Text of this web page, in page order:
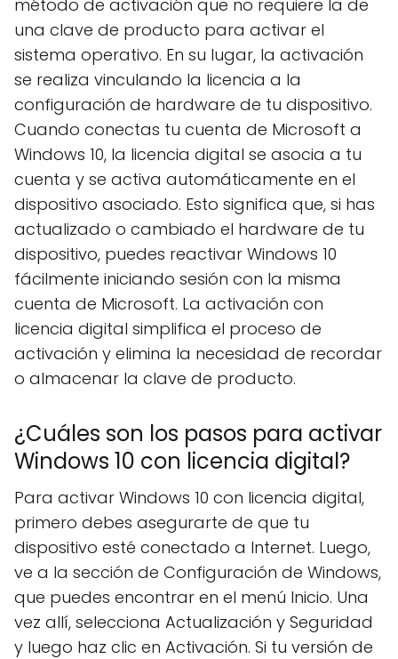
método de activación que no requiere la de
una clave de producto para activar el
sistema operativo. En su lugar, la activación
se realiza vinculando la licencia a la
configuración de hardware de tu dispositivo.
Cuando conectas tu cuenta de Microsoft a
Windows 10, la licencia digital se asocia a tu
cuenta y se activa automáticamente en el
dispositivo asociado. Esto significa que, si has
actualizado o cambiado el hardware de tu
dispositivo, puedes reactivar Windows 10
fácilmente iniciando sesión con la misma
cuenta de Microsoft. La activación con
licencia digital simplifica el proceso de
activación y elimina la necesidad de recordar
o almacenar la clave de producto.
¿Cuáles son los pasos para activar
Windows 10 con licencia digital?
Para activar Windows 10 con licencia digital,
primero debes asegurarte de que tu
dispositivo esté conectado a Internet. Luego,
ve a la sección de Configuración de Windows,
que puedes encontrar en el menú Inicio. Una
vez allí, selecciona Actualización y Seguridad
y luego haz clic en Activación. Si tu versión de